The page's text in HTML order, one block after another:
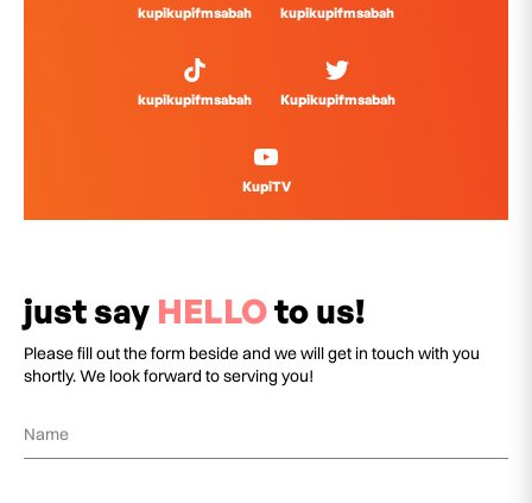
kupikupifmsabah kupikupifmsabah
kupikupifmsabah Kupikupifmsabah
KupiTV
just say HELLOto us!
Please fill out the form beside and we will get in touch with you
shortly. We look forward to serving you!